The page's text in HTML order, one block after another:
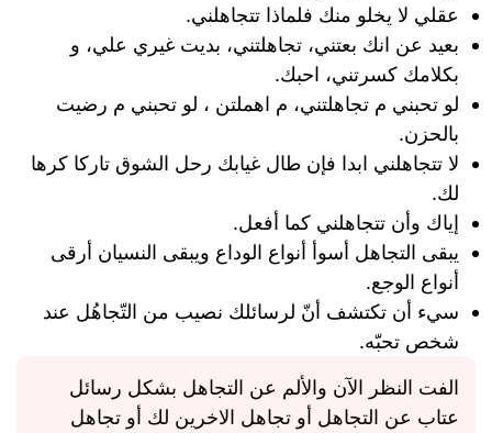
عقلي لا يخلو منك فلماذا تتجاهلني.
بعيد عن انك بعتني، تجاهلتني، بديت غيري علي، و
بكلامك كسرتني، احبك.
لو تحبني م تجاهلتني، م اهملتن ، لو تحبني م رضيت
بالحزن.
لا تتجاهلني ابدا فإن طال غيابك رحل الشوق تاركا كرها
لك.
إياك وأن تتجاهلني كما أفعل.
يبقى التجاهل أسوأ أنواع الوداع ويبقى النسيان أرقى
أنواع الوجع.
سيء أن تكتشف أنّ لرسائلك نصيب من التّجاهُل عند
شخص تحبّه.
الفت النظر الآن والألم عن التجاهل بشكل رسائل
عتاب عن التجاهل أو تجاهل الاخرين لك أو تجاهل